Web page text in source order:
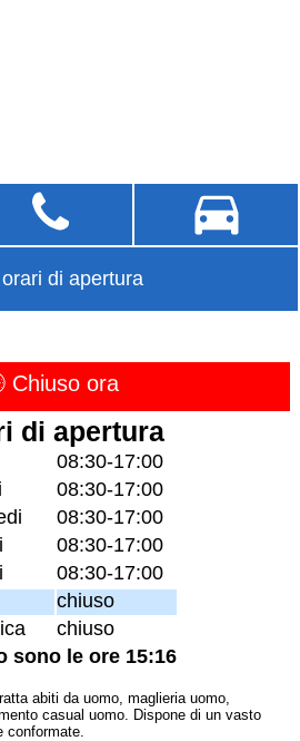
di apertura
Chiuso ora
di apertura
08:30-17:00
08:30-17:00
08:30-17:00
08:30-17:00
08:30-17:00
chiuso
chiuso
sono le ore 15:16
abiti da uomo, maglieria uomo,
casual uomo. Dispone di un vasto